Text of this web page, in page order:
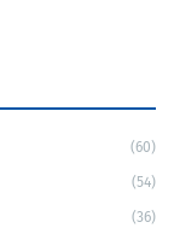
(60)
(54)
(36)